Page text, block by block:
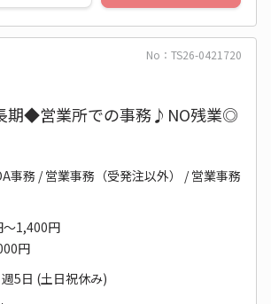
No：TS26-0421720
期◆営業所での事務♪NO残業◎
事務 / 営業事務（受発注以外） / 営業事務
1,400円
円
5日 (土日祝休み)